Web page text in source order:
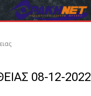
08-12-2022